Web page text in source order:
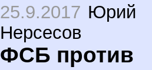
25.9.2017 Юрий
Нерсесов
ФСБ против